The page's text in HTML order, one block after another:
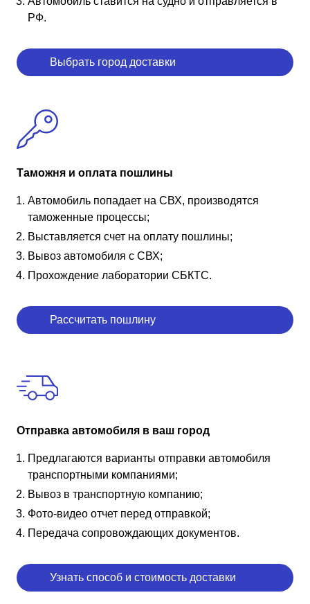
РФ.
Выбрать город доставки
Таможня и оплата пошлины
Автомобиль попадает на СВХ, производятся
таможенные процессы;
Выставляется счет на оплату пошлины;
Вывоз автомобиля с СВХ;
Прохождение лаборатории СБКТС.
Рассчитать пошлину
Отправка автомобиля в ваш город
Предлагаются варианты отправки автомобиля
транспортными компаниями;
Вывоз в транспортную компанию;
Фото-видео отчет перед отправкой;
Передача сопровождающих документов.
Узнать способ и стоимость доставки